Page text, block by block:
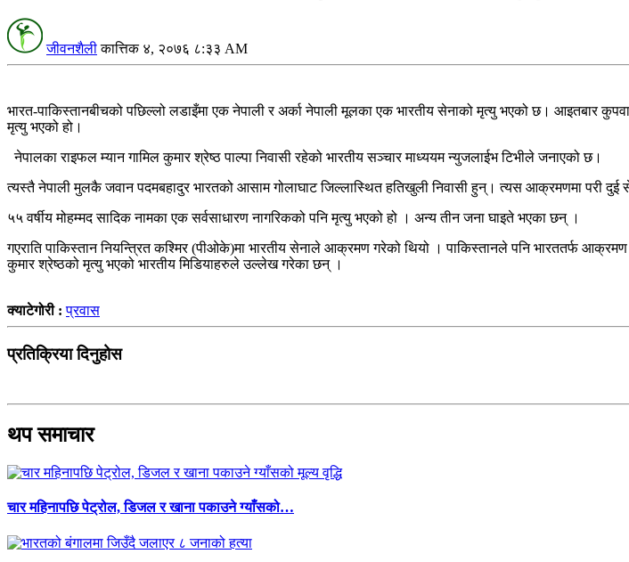
जीवनशैली कात्तिक ४, २०७६ ८:३३ AM
भारत-पाकिस्तानबीचको पछिल्लो लडाइँमा एक नेपाली र अर्का नेपाली मूलका एक भारतीय सेनाको मृत्यु भएको छ। आइतबार
मृत्यु भएको हो।
नेपालका राइफल म्यान गामिल कुमार श्रेष्ठ पाल्पा निवासी रहेको भारतीय सञ्चार माध्ययम न्युजलाईभ टिभीले जनाएको छ।
त्यस्तै नेपाली मुलकै जवान पदमबहादुर भारतको आसाम गोलाघाट जिल्लास्थित हतिखुली निवासी हुन्। त्यस आक्रमणमा परी दुई
५५ वर्षीय मोहम्मद सादिक नामका एक सर्वसाधारण नागरिकको पनि मृत्यु भएको हो । अन्य तीन जना घाइते भएका छन् ।
गएराति पाकिस्तान नियन्त्रित कश्मिर (पीओके)मा भारतीय सेनाले आक्रमण गरेको थियो । पाकिस्तानले पनि भारततर्फ
कुमार श्रेष्ठको मृत्यु भएको भारतीय मिडियाहरुले उल्लेख गरेका छन् ।
क्याटेगोरी :प्रवास
प्रतिक्रिया दिनुहोस
थप समाचार
चार महिनापछि पेट्रोल, डिजल र खाना पकाउने ग्याँसको…